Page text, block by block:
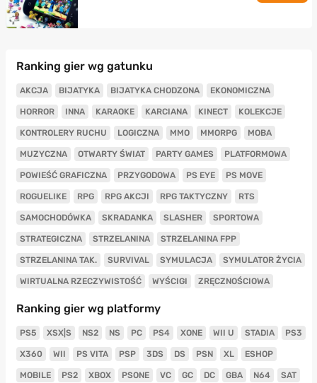
Ranking gier wg gatunku
AKCJA BIJATYKA BIJATYKA CHODZONA EKONOMICZNA
HORROR INNA KARAOKE KARCIANA KINECT KOLEKCJE
KONTROLERY RUCHU LOGICZNA MMO MMORPG MOBA
MUZYCZNA OTWARTY ŚWIAT PARTY GAMES PLATFORMOWA
POWIEŚĆ GRAFICZNA PRZYGODOWA PS EYE PS MOVE
ROGUELIKE RPG RPG AKCJI RPG TAKTYCZNY RTS
SAMOCHODÓWKA SKRADANKA SLASHER SPORTOWA
STRATEGICZNA STRZELANINA STRZELANINA FPP
STRZELANINA TAK. SURVIVAL SYMULACJA SYMULATOR ŻYCIA
WIRTUALNA RZECZYWISTOŚĆ WYŚCIGI ZRĘCZNOŚCIOWA
Ranking gier wg platformy
PS5 XSX|S NS2 NS PC PS4 XONE WII U STADIA PS3
X360 WII PS VITA PSP 3DS DS PSN XL ESHOP
MOBILE PS2 XBOX PSONE VC GC DC GBA N64 SAT